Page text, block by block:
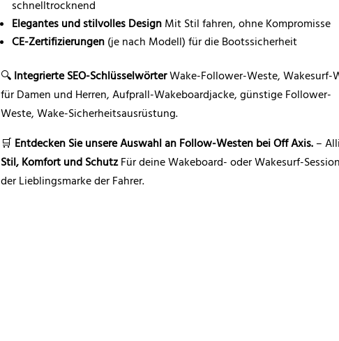
schnelltrocknend
Elegantes und stilvolles Design Mit Stil fahren, ohne Kompromisse
CE-Zertifizierungen (je nach Modell) für die Bootssicherheit
🔍 Integrierte SEO-SchlüsselwörterWake-Follower-Weste, Wakesurf-
für Damen und Herren, Aufprall-Wakeboardjacke, günstige Follower-
Weste, Wake-Sicherheitsausrüstung.
🛒 Entdecken Sie unsere Auswahl an Follow-Westen bei Off Axis. –
Stil, Komfort und SchutzFür deine Wakeboard- oder Wakesurf-
der Lieblingsmarke der Fahrer.